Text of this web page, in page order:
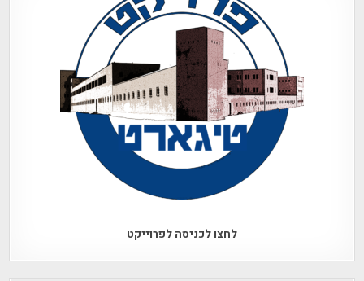
לחצו לכניסה לפרוייקט